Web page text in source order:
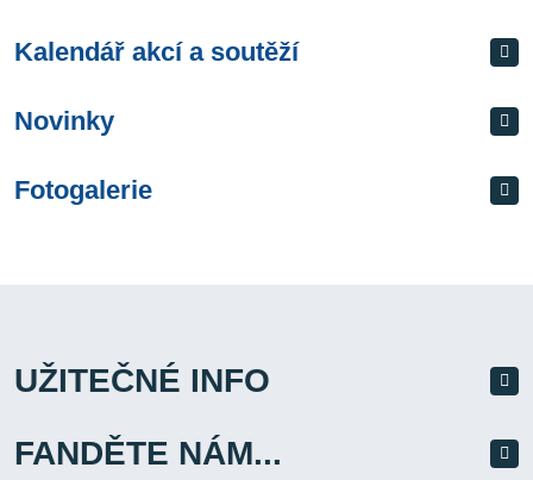
Kalendář akcí a soutěží
Novinky
Fotogalerie
UŽITEČNÉ INFO
FANDĚTE NÁM...